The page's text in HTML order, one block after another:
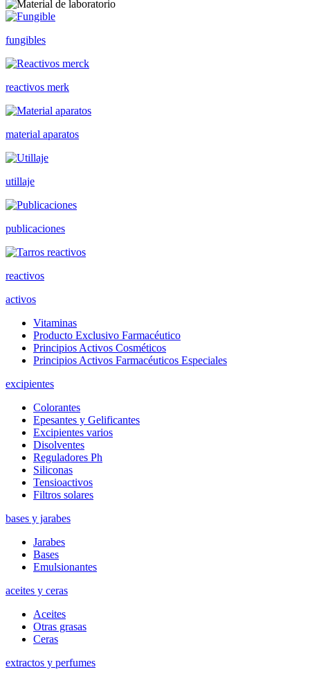
fungibles
reactivos merk
material aparatos
utillaje
publicaciones
reactivos
activos
Vitaminas
Producto Exclusivo Farmacéutico
Principios Activos Cosméticos
Principios Activos Farmacéuticos Especiales
excipientes
Colorantes
Epesantes y Gelificantes
Excipientes varios
Disolventes
Reguladores Ph
Siliconas
Tensioactivos
Filtros solares
bases y jarabes
Jarabes
Bases
Emulsionantes
aceites y ceras
Aceites
Otras grasas
Ceras
extractos y perfumes